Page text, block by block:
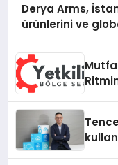
Derya Arms,
ürünlerini ve